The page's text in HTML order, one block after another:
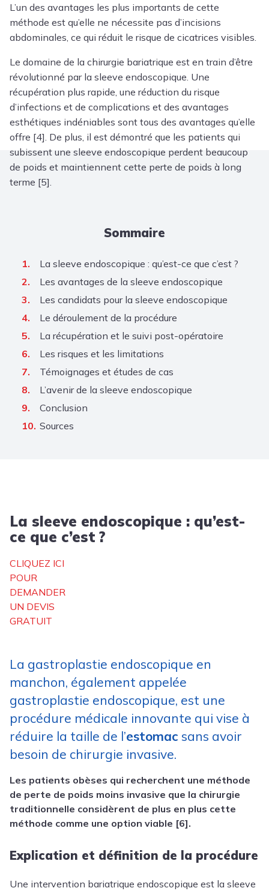
L’un des avantages les plus importants de cette
méthode est qu’elle ne nécessite pas d’incisions
abdominales, ce qui réduit le risque de cicatrices visibles.
Le domaine de la chirurgie bariatrique est en train d’être
révolutionné par la sleeve endoscopique. Une
récupération plus rapide, une réduction du risque
d’infections et de complications et des avantages
esthétiques indéniables sont tous des avantages qu’elle
offre [4]. De plus, il est démontré que les patients qui
subissent une sleeve endoscopique perdent beaucoup
de poids et maintiennent cette perte de poids à long
terme [5].
Sommaire
La sleeve endoscopique : qu’est-ce que c’est ?
Les avantages de la sleeve endoscopique
Les candidats pour la sleeve endoscopique
Le déroulement de la procédure
La récupération et le suivi post-opératoire
Les risques et les limitations
Témoignages et études de cas
L’avenir de la sleeve endoscopique
Conclusion
Sources
La sleeve endoscopique : qu’est-
ce que c’est ?
CLIQUEZ ICI
POUR
DEMANDER
UN DEVIS
GRATUIT
La gastroplastie endoscopique en
manchon, également appelée
gastroplastie endoscopique, est une
procédure médicale innovante qui vise à
réduire la taille de l’estomac sans avoir
besoin de chirurgie invasive.
Les patients obèses qui recherchent une méthode
de perte de poids moins invasive que la chirurgie
traditionnelle considèrent de plus en plus cette
méthode comme une option viable [6].
Explication et définition de la procédure
Une intervention bariatrique endoscopique est la sleeve